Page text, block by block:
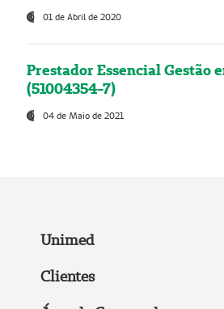
01 de Abril de 2020
Prestador Essencial Gestão
(51004354-7)
04 de Maio de 2021
Unimed
Clientes